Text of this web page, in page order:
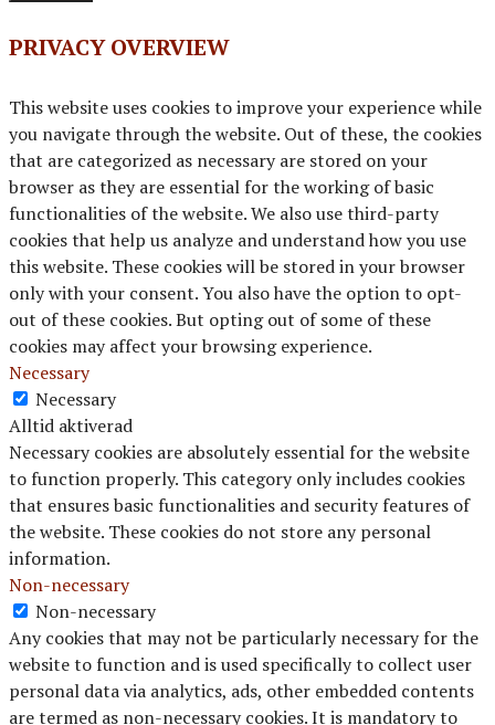
PRIVACY OVERVIEW
This website uses cookies to improve your experience while
you navigate through the website. Out of these, the cookies
that are categorized as necessary are stored on your
browser as they are essential for the working of basic
functionalities of the website. We also use third-party
cookies that help us analyze and understand how you use
this website. These cookies will be stored in your browser
only with your consent. You also have the option to opt-
out of these cookies. But opting out of some of these
cookies may affect your browsing experience.
Necessary
Necessary
Alltid aktiverad
Necessary cookies are absolutely essential for the website
to function properly. This category only includes cookies
that ensures basic functionalities and security features of
the website. These cookies do not store any personal
information.
Non-necessary
Non-necessary
Any cookies that may not be particularly necessary for the
website to function and is used specifically to collect user
personal data via analytics, ads, other embedded contents
are termed as non-necessary cookies. It is mandatory to